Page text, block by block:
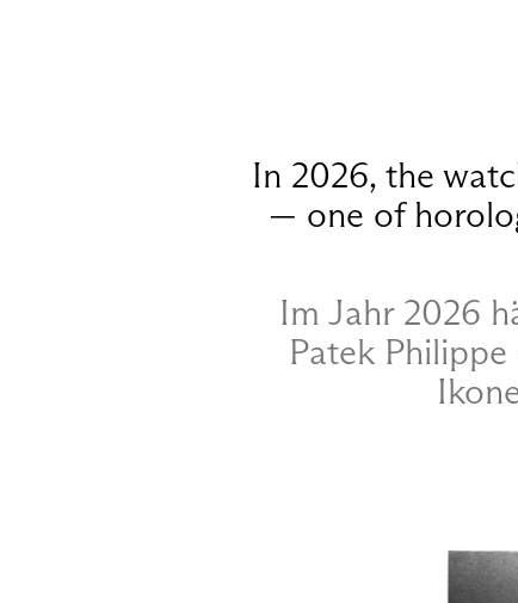
In 2026, the
— one of
Im Jahr 2026
Patek